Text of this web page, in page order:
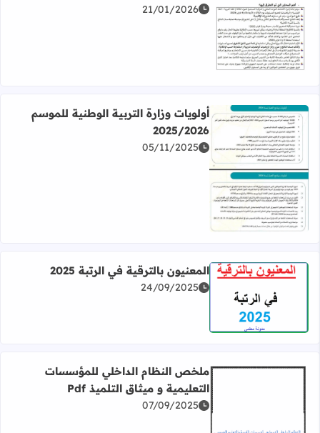
اقرأ المزيد عن مخرجات حول الامتحان الموحد المحلي 2026 بمؤسسات الريادة
21/01/2026
اقرأ المزيد عن أولويات وزارة التربية الوطنية للموسم 2025/2026
أولويات وزارة التربية الوطنية للموسم
2025/2026
05/11/2025
اقرأ المزيد عن المعنيون بالترقية في الرتبة 2025
المعنيون بالترقية في الرتبة 2025
24/09/2025
ملخص النظام الداخلي للمؤسسات
التعليمية و ميثاق التلميذ Pdf
07/09/2025